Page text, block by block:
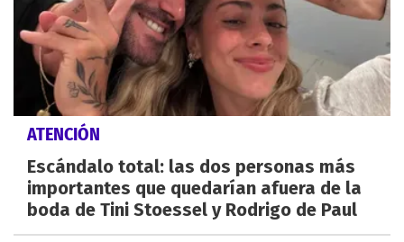
ATENCIÓN
Escándalo total: las dos personas más
importantes que quedarían afuera de la
boda de Tini Stoessel y Rodrigo de Paul